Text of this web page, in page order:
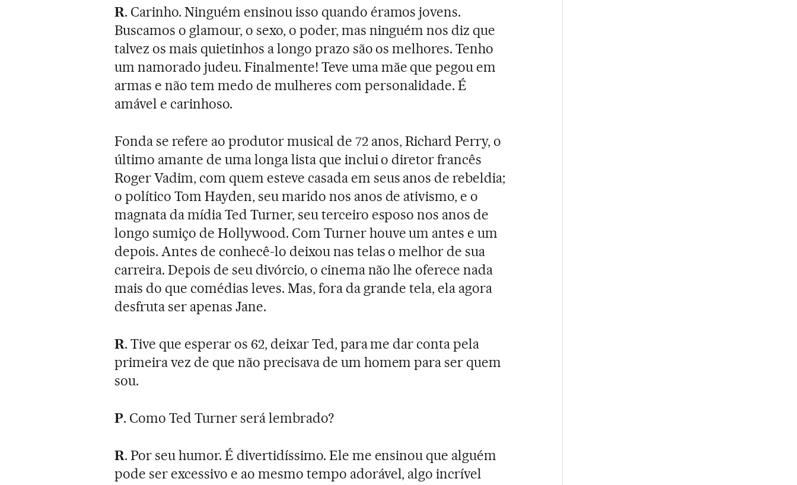
R. Carinho. Ninguém ensinou isso quando éramos jovens.
Buscamos o glamour, o sexo, o poder, mas ninguém nos diz que
talvez os mais quietinhos a longo prazo são os melhores. Tenho
um namorado judeu. Finalmente! Teve uma mãe que pegou em
armas e não tem medo de mulheres com personalidade. É
amável e carinhoso.
Fonda se refere ao produtor musical de 72 anos, Richard Perry, o
último amante de uma longa lista que inclui o diretor francês
Roger Vadim, com quem esteve casada em seus anos de rebeldia;
o político Tom Hayden, seu marido nos anos de ativismo, e o
magnata da mídia Ted Turner, seu terceiro esposo nos anos de
longo sumiço de Hollywood. Com Turner houve um antes e um
depois. Antes de conhecê-lo deixou nas telas o melhor de sua
carreira. Depois de seu divórcio, o cinema não lhe oferece nada
mais do que comédias leves. Mas, fora da grande tela, ela agora
desfruta ser apenas Jane.
R. Tive que esperar os 62, deixar Ted, para me dar conta pela
primeira vez de que não precisava de um homem para ser quem
sou.
P. Como Ted Turner será lembrado?
R. Por seu humor. É divertidíssimo. Ele me ensinou que alguém
pode ser excessivo e ao mesmo tempo adorável, algo incrível